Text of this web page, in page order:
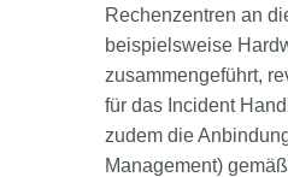
Rechenzentren an
beispielsweise
zusammengeführt,
für das Incident
zudem die
Management)